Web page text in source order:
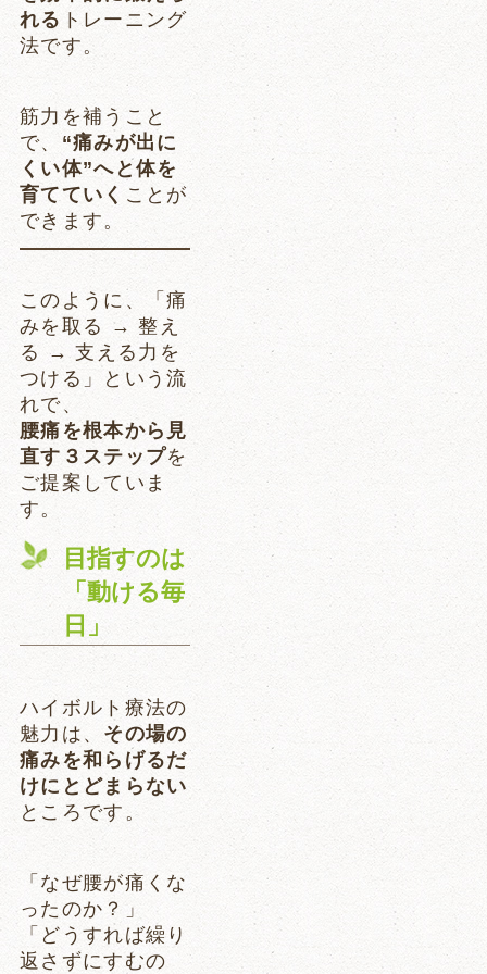
れる トレーニング
法です。
筋力を補うこと
で、 “痛みが出に
くい体”へと体を
育てていく ことが
できます。
このように、「痛
みを取る → 整え
る → 支える力を
つける」という流
れで、
腰痛を根本から見
直す３ステップを
ご提案していま
す。
目指すのは
「動ける毎
日」
ハイボルト療法の
魅力は、 その場の
痛みを和らげるだ
けにとどまらない
ところです。
「なぜ腰が痛くな
ったのか？」
「どうすれば繰り
返さずにすむの